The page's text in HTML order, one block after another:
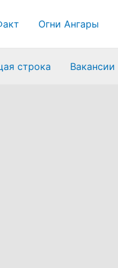
Огни Ангары
строка Вакансии